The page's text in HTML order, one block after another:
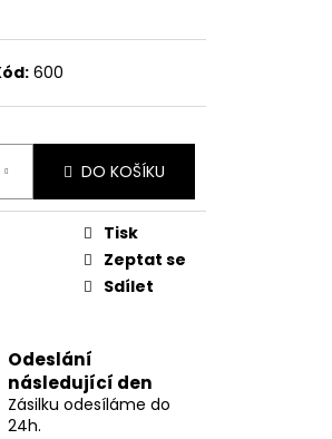
600
DO KOŠÍKU
Tisk
Zeptat se
Sdílet
Odeslání
následující den
Zásilku odesíláme do
24h.